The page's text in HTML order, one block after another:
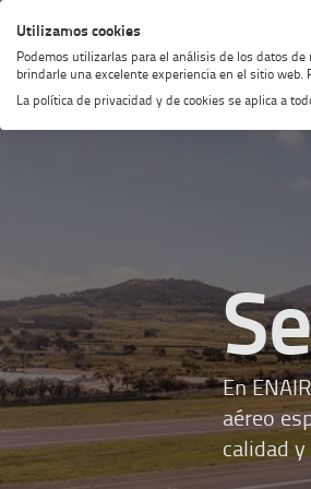
Saltar
al
menú
Saltar
al
contenido
Saltar
al
footer
Activar
alto
contraste
MENÚ
En
aéreo
calidad
Utilizamos cookies
Podemos utilizarlas para el análisis de los datos
brindarle una excelente experiencia en el sitio
La política de privacidad y de cookies se aplica a